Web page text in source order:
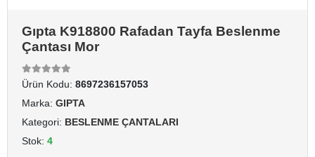
Gıpta K918800 Rafadan Tayfa Beslenme
Çantası Mor
Ürün Kodu: 8697236157053
Marka: GIPTA
Kategori: BESLENME ÇANTALARI
Stok: 4